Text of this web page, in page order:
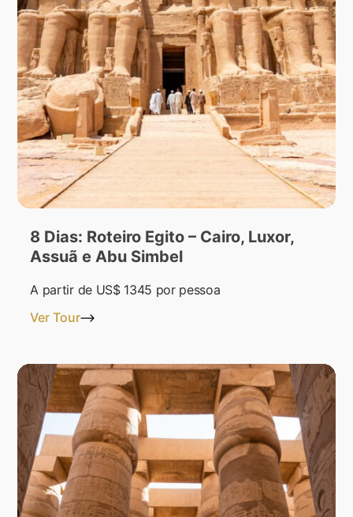
8 Dias: Roteiro Egito – Cairo, Luxor,
Assuã e Abu Simbel
A partir de US$ 1345 por pessoa
Ver Tour